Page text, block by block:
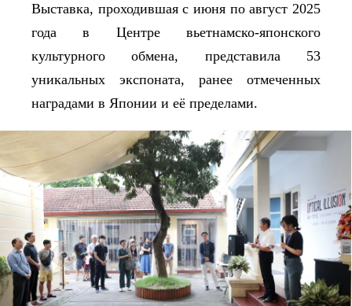
Выставка, проходившая с июня по август 2025
года в Центре вьетнамско-японского
культурного обмена, представила 53
уникальных экспоната, ранее отмеченных
наградами в Японии и её пределами.